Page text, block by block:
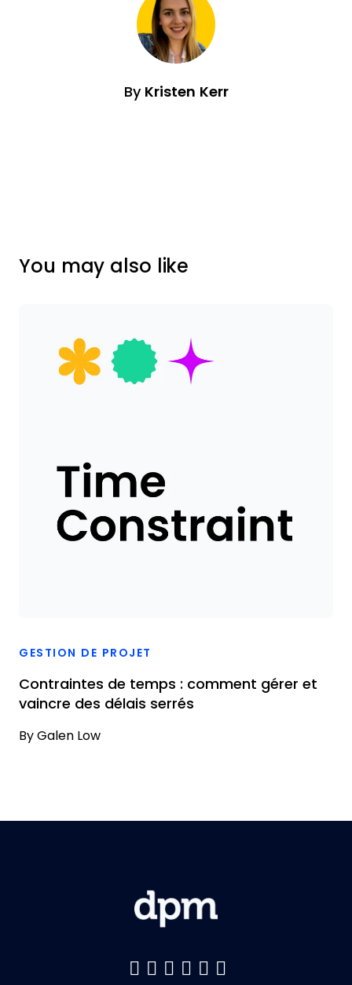
By Kristen Kerr
You may also like
GESTION DE PROJET
Contraintes de temps : comment gérer et
vaincre des délais serrés
By Galen Low
Like us on Facebook
Follow us on Twitter
Follow us on
Add us on
Follow us on
Follow us on